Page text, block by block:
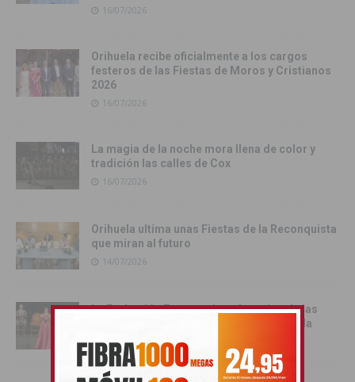
16/07/2026
Orihuela recibe oficialmente a los cargos
festeros de las Fiestas de Moros y Cristianos
2026
16/07/2026
La magia de la noche mora llena de color y
tradición las calles de Cox
16/07/2026
Orihuela ultima unas Fiestas de la Reconquista
que miran al futuro
14/07/2026
La Exaltación Festera abre el camino de las
Fiestas de Moros y Cristianos de Orihuela
12/07/2026